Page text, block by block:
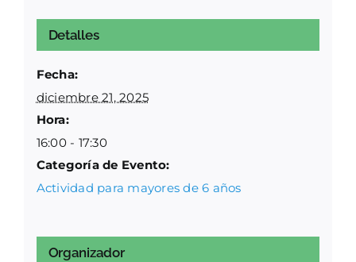
Detalles
Fecha:
diciembre 21, 2025
Hora:
16:00 - 17:30
Categoría de Evento:
Actividad para mayores de 6 años
Organizador